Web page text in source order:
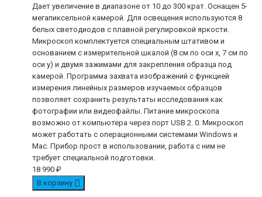
Дает увеличение в диапазоне от 10 до 300 крат. Оснащен 5-
мегапиксельной камерой. Для освещения используются 8
белых светодиодов с плавной регулировкой яркости.
Микроскоп комплектуется специальным штативом и
основанием с измерительной шкалой (8 см по оси x, 7 см по
оси y) и двумя зажимами для закрепления образца под
камерой. Программа захвата изображений с функцией
измерения линейных размеров изучаемых образцов
позволяет сохранить результаты исследования как
фотографии или видеофайлы. Питание микроскопа
возможно от компьютера через порт USB 2. 0. Микроскоп
может работать с операционными системами Windows и
Mac. Прибор прост в использовании, работа с ним не
требует специальной подготовки.
18 990 ₽
В корзину